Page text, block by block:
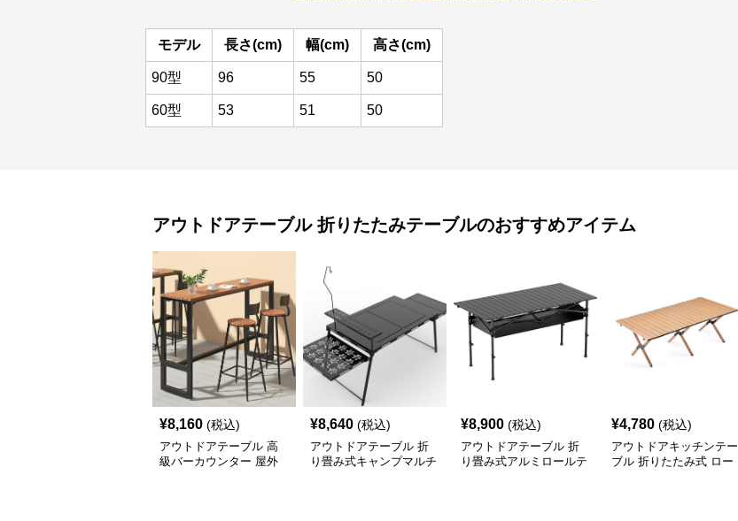
モデル 長さ(cm) 幅(cm) 高さ(cm)
90型 96 55 50
60型 53 51 50
アウトドアテーブル 折りたたみテーブルのおすすめアイテム
¥8,160 (税込)
アウトドアテーブル 高
級バーカウンター 屋外
¥8,640 (税込)
アウトドアテーブル 折
り畳み式キャンプマルチ
¥8,900 (税込)
アウトドアテーブル 折
り畳み式アルミロールテ
¥4,780 (税込)
アウトドアキッチンテー
ブル 折りたたみ式 ロー